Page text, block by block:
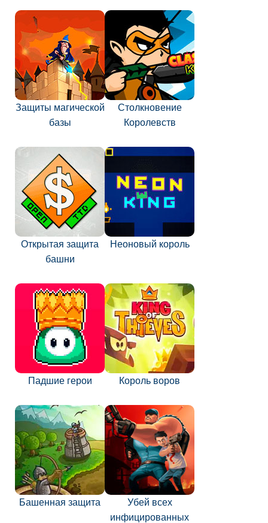
Защиты магической
базы
Столкновение
Королевств
Открытая защита
башни
Неоновый король
Падшие герои Король воров
Башенная защита
Убей всех
инфицированных